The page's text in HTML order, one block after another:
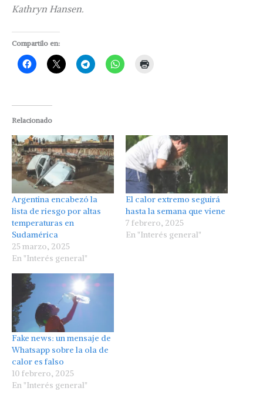
Kathryn Hansen.
Compartilo en:
Relacionado
Argentina encabezó la
lista de riesgo por altas
temperaturas en
Sudamérica
25 marzo, 2025
En "Interés general"
El calor extremo seguirá
hasta la semana que viene
7 febrero, 2025
En "Interés general"
Fake news: un mensaje de
Whatsapp sobre la ola de
calor es falso
10 febrero, 2025
En "Interés general"